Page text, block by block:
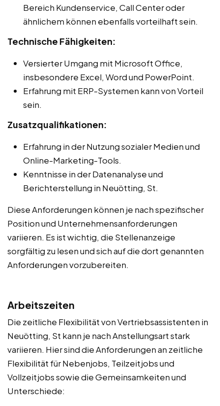
Bereich Kundenservice, Call Center oder
ähnlichem können ebenfalls vorteilhaft sein.
Technische Fähigkeiten:
Versierter Umgang mit Microsoft Office,
insbesondere Excel, Word und PowerPoint.
Erfahrung mit ERP-Systemen kann von Vorteil
sein.
Zusatzqualifikationen:
Erfahrung in der Nutzung sozialer Medien und
Online-Marketing-Tools.
Kenntnisse in der Datenanalyse und
Berichterstellung in Neuötting, St.
Diese Anforderungen können je nach spezifischer
Position und Unternehmensanforderungen
variieren. Es ist wichtig, die Stellenanzeige
sorgfältig zu lesen und sich auf die dort genannten
Anforderungen vorzubereiten.
Arbeitszeiten
Die zeitliche Flexibilität von Vertriebsassistenten in
Neuötting, St kann je nach Anstellungsart stark
variieren. Hier sind die Anforderungen an zeitliche
Flexibilität für Nebenjobs, Teilzeitjobs und
Vollzeitjobs sowie die Gemeinsamkeiten und
Unterschiede: